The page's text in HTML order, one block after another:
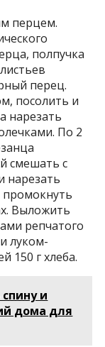
перцем.
полпучка
перец.
посолить и
нарезать
По 2
смешать с
нарезать
промокнуть
Выложить
репчатого
луком-
150 г хлеба.
и
дома для